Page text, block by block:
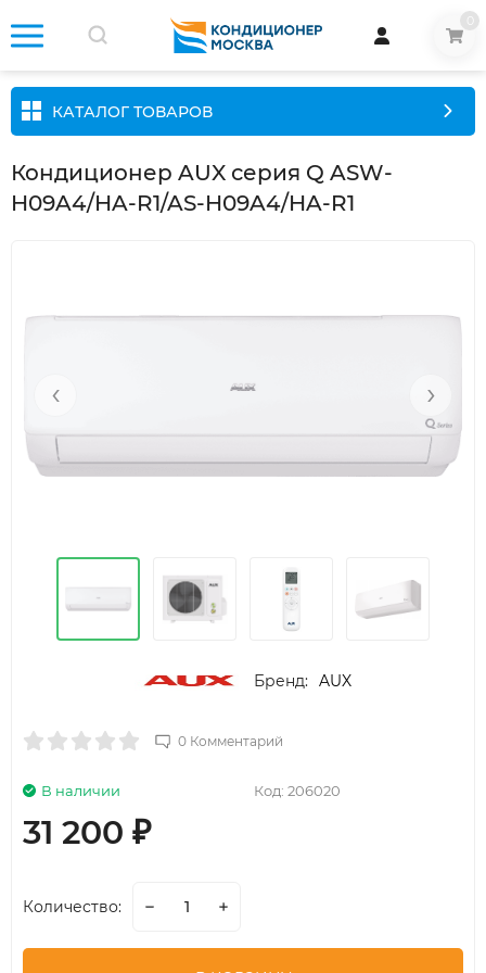
КАТАЛОГ ТОВАРОВ
Кондиционер AUX серия Q ASW-
H09A4/HA-R1/AS-H09A4/HA-R1
‹ ›
Бренд: AUX
0 Комментарий
Код: 206020
В наличии
31 200 ₽
Количество: